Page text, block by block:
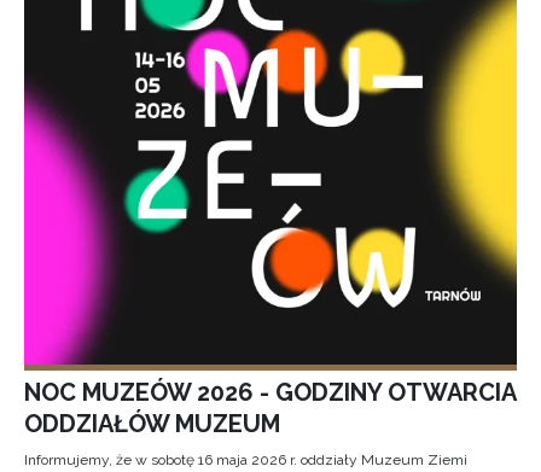
NOC MUZEÓW 2026 - GODZINY OTWARCIA
ODDZIAŁÓW MUZEUM
Informujemy, że w sobotę 16 maja 2026 r. oddziały Muzeum Ziemi